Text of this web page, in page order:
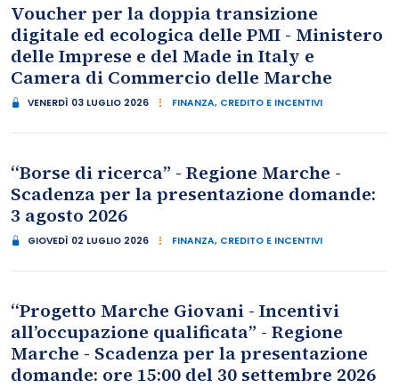
Voucher per la doppia transizione
digitale ed ecologica delle PMI - Ministero
delle Imprese e del Made in Italy e
Camera di Commercio delle Marche
VENERDÌ 03 LUGLIO 2026 FINANZA, CREDITO E INCENTIVI
“Borse di ricerca” - Regione Marche -
Scadenza per la presentazione domande:
3 agosto 2026
GIOVEDÌ 02 LUGLIO 2026 FINANZA, CREDITO E INCENTIVI
“Progetto Marche Giovani - Incentivi
all’occupazione qualificata” - Regione
Marche - Scadenza per la presentazione
domande: ore 15:00 del 30 settembre 2026